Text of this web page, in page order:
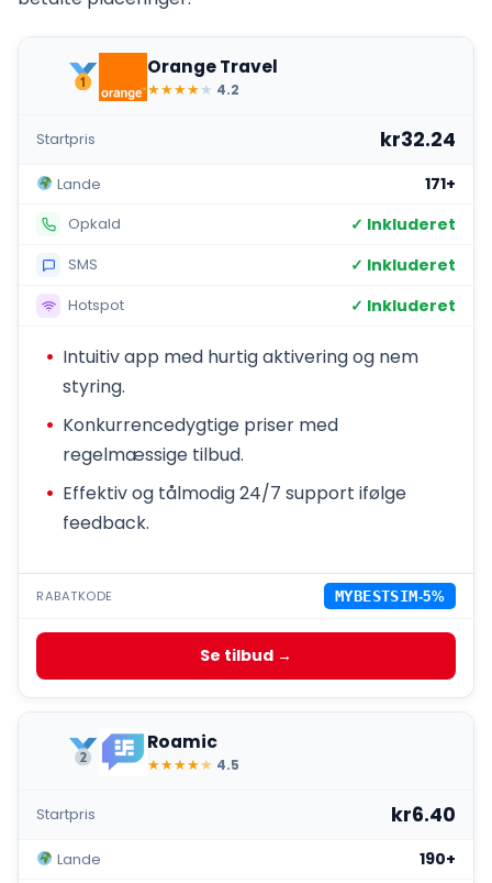
Orange Travel
★★★★★ 4.2
Startpris kr32.24
Lande 171+
Opkald ✓ Inkluderet
SMS ✓ Inkluderet
Hotspot ✓ Inkluderet
Intuitiv app med hurtig aktivering og nem
styring.
Konkurrencedygtige priser med
regelmæssige tilbud.
Effektiv og tålmodig 24/7 support ifølge
feedback.
RABATKODE MYBESTSIM-5%
Se tilbud →
Roamic
★★★★★ 4.5
Startpris kr6.40
Lande 190+